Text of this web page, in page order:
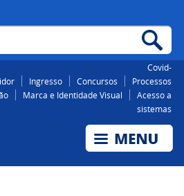
Covid-
Ingresso Concursos
Processos
Marca e Identidade Visual
Acesso a
sistemas